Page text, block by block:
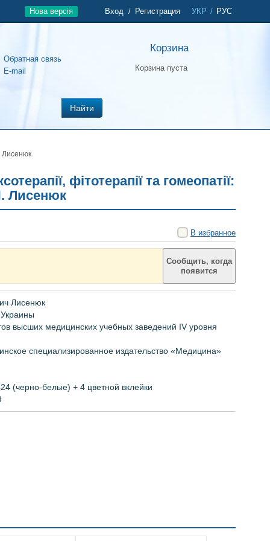
УКР / РУС
Вход / Регистрация
Нова версія
Обратная связь
E-mail
Корзина
Корзина пуста
Найти
Лисенюк
фітотерапії та гомеопатії:
Лисенюк
В избранное
Сообщить, когда
появится
Лисенюк
Украины
высших медицинских учебных заведений IV уровня
специализированное издательство «Медицина»
(черно-белые) + 4 цветной вклейки